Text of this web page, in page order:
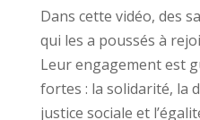
Dans cette vidéo, des
qui les a poussés à
Leur engagement est
fortes : la solidarité, la
justice sociale et